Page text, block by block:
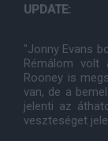
UPDATE:
"Jonny Evans
Rémálom volt
Rooney is
van, de a
jelenti az
veszteséget